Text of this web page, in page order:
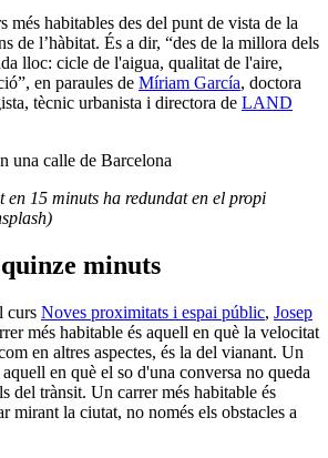
més habitables des del punt de vista de la
de l’hàbitat. És a dir, “des de la millora dels
lloc: cicle de l'aigua, qualitat de l'aire,
en paraules de Míriam García, doctora
tècnic urbanista i directora de LAND
en 15 minuts ha redundat en el propi
minuts
curs Noves proximitats i espai públic, Josep
més habitable és aquell en què la velocitat
en altres aspectes, és la del vianant. Un
en què el so d'una conversa no queda
del trànsit. Un carrer més habitable és
mirant la ciutat, no només els obstacles a